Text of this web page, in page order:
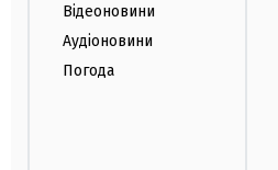
Відеоновини
Аудіоновини
Погода